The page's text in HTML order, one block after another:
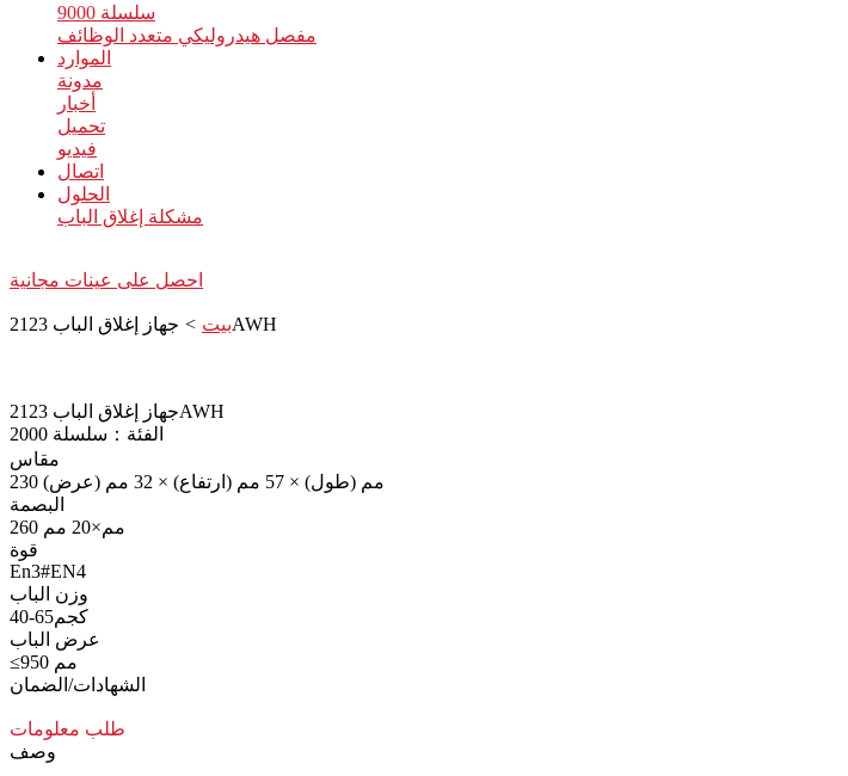
سلسلة 9000
مفصل هيدروليكي متعدد الوظائف
الموارد
مدونة
أخبار
تحميل
فيديو
اتصال
الحلول
مشكلة إغلاق الباب
احصل على عينات مجانية
بيت > جهاز إغلاق الباب 2123AWH
جهاز إغلاق الباب 2123AWH
الفئة：سلسلة 2000
مقاس
230 مم (طول) × 57 مم (ارتفاع) × 32 مم (عرض)
البصمة
260 مم×20 مم
قوة
En3#EN4
وزن الباب
40-65كجم
عرض الباب
≤950 مم
الشهادات/الضمان
طلب معلومات
وصف